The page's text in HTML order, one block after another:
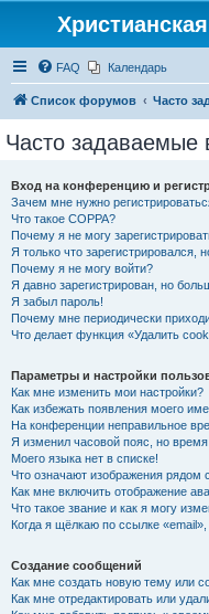
FAQ Календарь
Список форумов Часто
Часто задаваемые
Вход на конференцию и
Зачем мне нужно
Что такое COPPA?
Почему я не могу
Я только что зарегистрировался,
Почему я не могу войти?
Я давно зарегистрирован, но
Я забыл пароль!
Почему мне периодически
Что делает функция «Удалить
Параметры и настройки
Как мне изменить мои настройки?
Как избежать появления моего
На конференции неправильное
Я изменил часовой пояс, но
Моего языка нет в списке!
Что означают изображения
Как мне включить отображение
Что такое звание и как я могу
Когда я щёлкаю по ссылке
Создание сообщений
Как мне создать новую тему или
Как мне отредактировать или